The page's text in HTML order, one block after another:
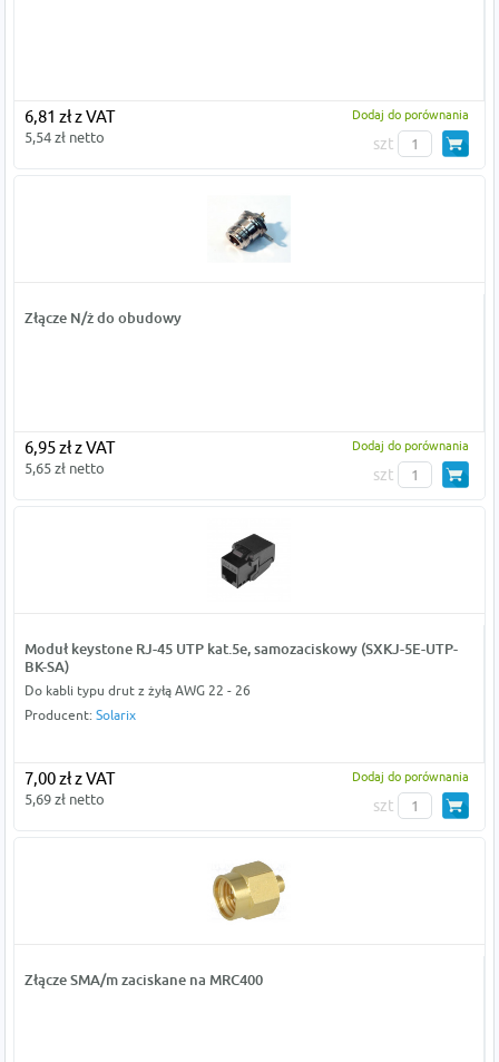
6,81 zł z VAT
5,54 zł netto
Dodaj do porównania
szt
Złącze N/ż do obudowy
6,95 zł z VAT
5,65 zł netto
Dodaj do porównania
szt
Moduł keystone RJ-45 UTP kat.5e, samozaciskowy (SXKJ-5E-UTP-
BK-SA)
Do kabli typu drut z żyłą AWG 22 - 26
Producent: Solarix
7,00 zł z VAT
5,69 zł netto
Dodaj do porównania
szt
Złącze SMA/m zaciskane na MRC400